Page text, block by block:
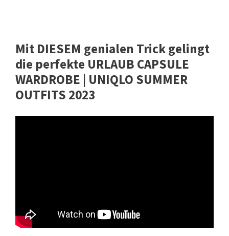
Mit DIESEM genialen Trick gelingt
die perfekte URLAUB CAPSULE
WARDROBE | UNIQLO SUMMER
OUTFITS 2023